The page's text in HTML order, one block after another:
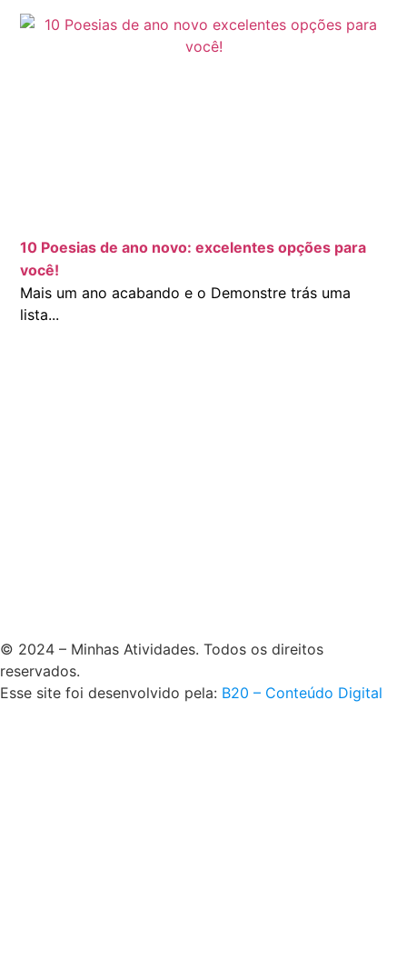
10 Poesias de ano novo: excelentes opções para
você!
Mais um ano acabando e o Demonstre trás uma
lista...
© 2024 – Minhas Atividades. Todos os direitos
reservados.
Esse site foi desenvolvido pela: B20 – Conteúdo Digital